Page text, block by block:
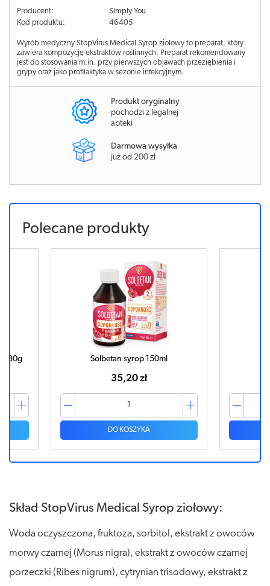
Producent:
Simply You
Kod produktu:
46405
Wyrób medyczny StopVirus Medical Syrop ziołowy to preparat, który
zawiera kompozycję ekstraktów roślinnych. Preparat rekomendowany
jest do stosowania m.in. przy pierwszych objawach przeziębienia i
grypy oraz jako profilaktyka w sezonie infekcyjnym.
Produkt oryginalny
pochodzi z legalnej
apteki
Darmowa wysyłka
już od 200 zł
Polecane produkty
130g Solbetan syrop 150ml
35,20 zł
DO KOSZYKA
Skład StopVirus Medical Syrop ziołowy:
Woda oczyszczona, fruktoza, sorbitol, ekstrakt z owoców
morwy czarnej (Morus nigra), ekstrakt z owoców czarnej
porzeczki (Ribes nigrum), cytrynian trisodowy, ekstrakt z